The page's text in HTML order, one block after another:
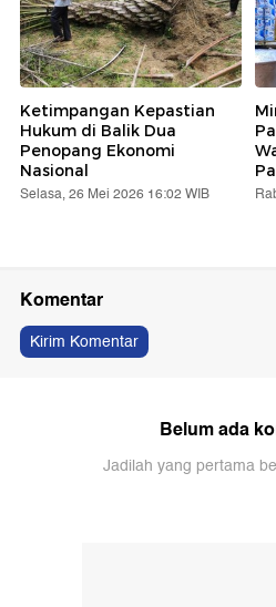
Ketimpangan Kepastian
Hukum di Balik Dua
Penopang Ekonomi
Nasional
Selasa, 26 Mei 2026 16:02 WIB
Komentar
Kirim Komentar
Belum ada
Jadilah yang pertama